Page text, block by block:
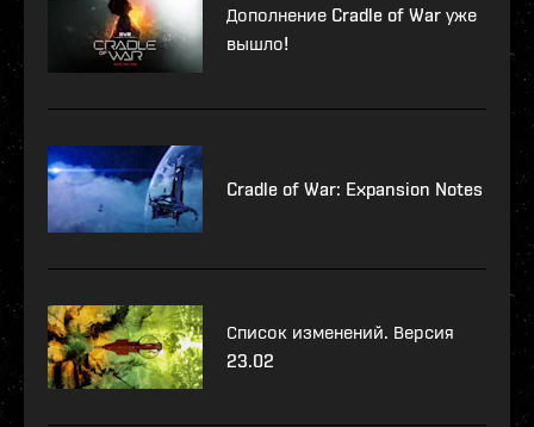
Дополнение Cradle of War уже
вышло!
Cradle of War: Expansion Notes
Список изменений. Версия
23.02